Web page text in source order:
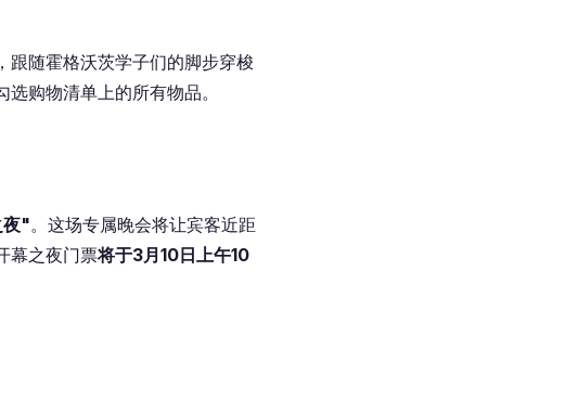
跟随霍格沃茨学子们的脚步穿梭
购物清单上的所有物品。
"。这场专属晚会将让宾客近距
幕之夜门票将于3月10日上午10